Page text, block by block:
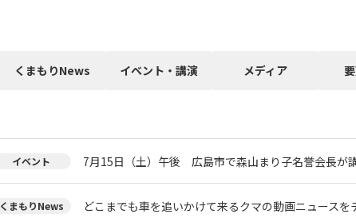
くまもりNews イベント・講演 メディア
イベント 7月15日（土）午後 広島市で森山まり子名誉会長が
くまもりNews どこまでも車を追いかけて来るクマの動画ニュースを